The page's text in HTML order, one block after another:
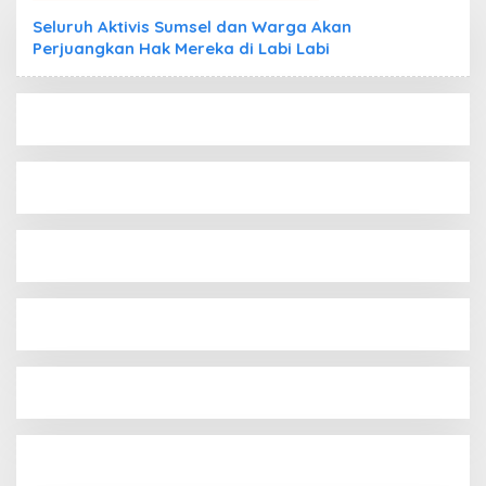
Seluruh Aktivis Sumsel dan Warga Akan
Perjuangkan Hak Mereka di Labi Labi